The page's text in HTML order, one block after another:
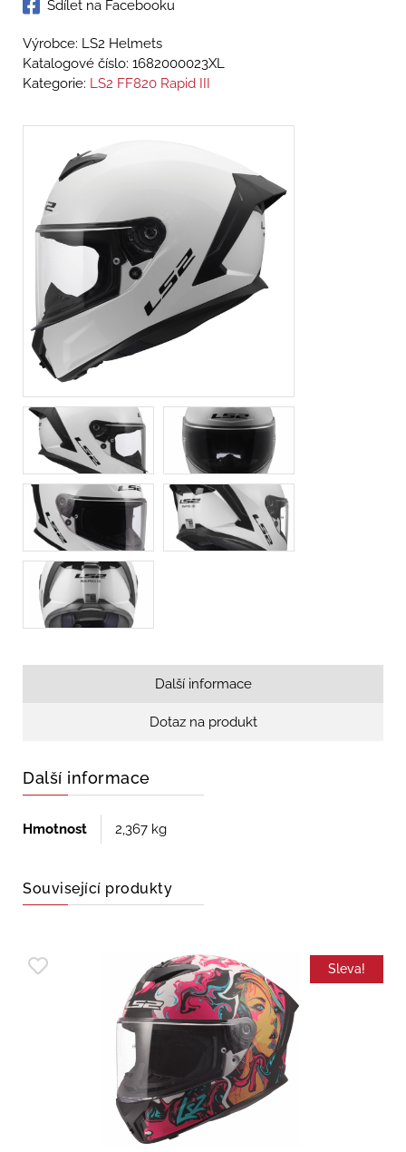
Sdílet na Facebooku
Výrobce: LS2 Helmets
Katalogové číslo: 1682000023XL
Kategorie: LS2 FF820 Rapid III
Další informace
Dotaz na produkt
Další informace
Hmotnost 2,367 kg
Související produkty
Sleva!